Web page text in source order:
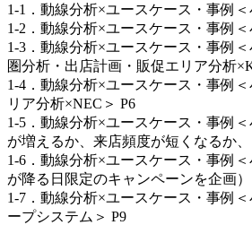
1-1．動線分析×ユースケース・事例
1-2．動線分析×ユースケース・事例
1-3．動線分析×ユースケース・事例
圏分析・出店計画・販促エリア分析
1-4．動線分析×ユースケース・事例
リア分析×NEC＞ P6
1-5．動線分析×ユースケース・事例
が増えるか、来店頻度が短くなるか
1-6．動線分析×ユースケース・事例
が降る日限定のキャンペーンを企画
1-7．動線分析×ユースケース・事例
ープシステム＞ P9